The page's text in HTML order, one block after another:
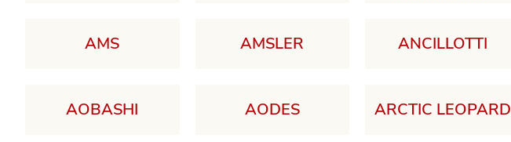
AMS AMSLER ANCILLOTTI
AOBASHI AODES ARCTIC LEOPARD